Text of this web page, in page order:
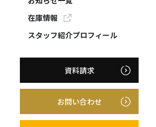
在庫情報
スタッフ紹介プロフィール
資料請求
お問い合わせ